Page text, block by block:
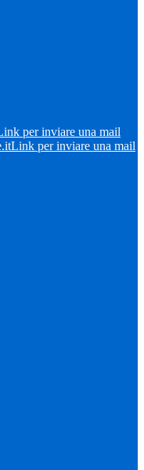
per inviare una mail
Link per inviare una mail